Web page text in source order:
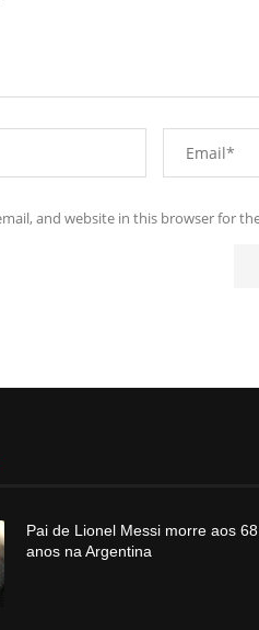
and website in this browser for
Pai de Lionel Messi morre aos 68
anos na Argentina